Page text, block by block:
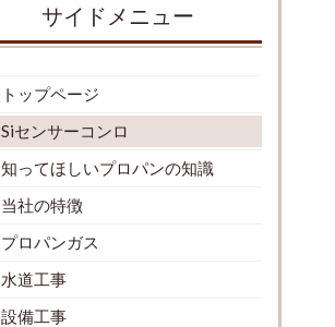
サイドメニュー
トップページ
Siセンサーコンロ
知ってほしいプロパンの知識
当社の特徴
プロパンガス
水道工事
設備工事